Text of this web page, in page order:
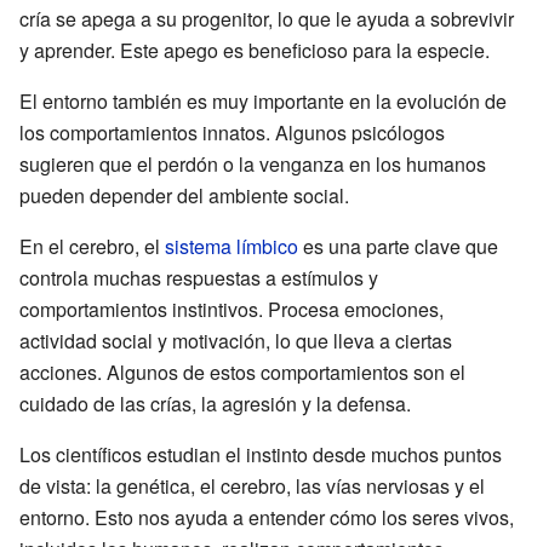
cría se apega a su progenitor, lo que le ayuda a sobrevivir
y aprender. Este apego es beneficioso para la especie.
El entorno también es muy importante en la evolución de
los comportamientos innatos. Algunos psicólogos
sugieren que el perdón o la venganza en los humanos
pueden depender del ambiente social.
En el cerebro, el sistema límbicoes una parte clave que
controla muchas respuestas a estímulos y
comportamientos instintivos. Procesa emociones,
actividad social y motivación, lo que lleva a ciertas
acciones. Algunos de estos comportamientos son el
cuidado de las crías, la agresión y la defensa.
Los científicos estudian el instinto desde muchos puntos
de vista: la genética, el cerebro, las vías nerviosas y el
entorno. Esto nos ayuda a entender cómo los seres vivos,